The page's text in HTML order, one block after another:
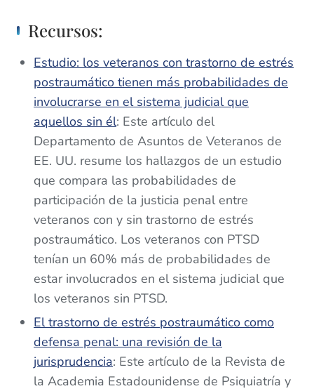
Recursos:
Estudio: los veteranos con trastorno de estrés
postraumático tienen más probabilidades de
involucrarse en el sistema judicial que
aquellos sin él: Este artículo del
Departamento de Asuntos de Veteranos de
EE. UU. resume los hallazgos de un estudio
que compara las probabilidades de
participación de la justicia penal entre
veteranos con y sin trastorno de estrés
postraumático. Los veteranos con PTSD
tenían un 60% más de probabilidades de
estar involucrados en el sistema judicial que
los veteranos sin PTSD.
El trastorno de estrés postraumático como
defensa penal: una revisión de la
jurisprudencia: Este artículo de la Revista de
la Academia Estadounidense de Psiquiatría y